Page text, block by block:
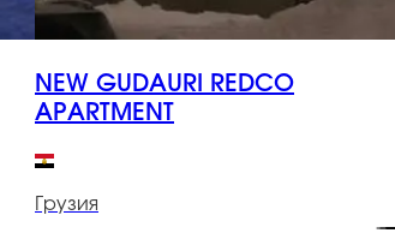
NEW GUDAURI REDCO
APARTMENT
Грузия